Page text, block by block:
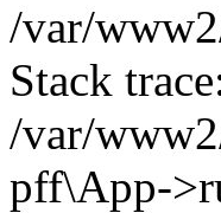
/var/
Stack
/var/
pff\App-